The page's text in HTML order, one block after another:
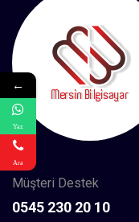
Müşteri Destek
0545 230 20 10
←
Yaz
Ara